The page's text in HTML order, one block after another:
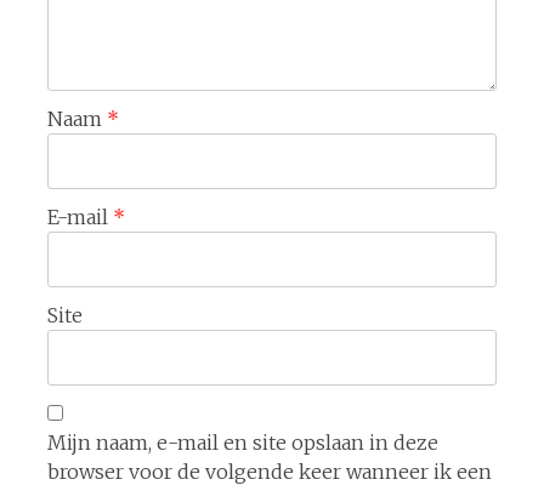
Naam *
E-mail *
Site
Mijn naam, e-mail en site opslaan in deze
browser voor de volgende keer wanneer ik een